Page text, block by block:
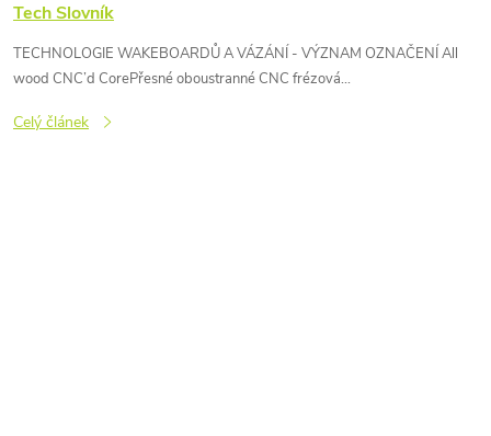
Tech Slovník
TECHNOLOGIE WAKEBOARDŮ A VÁZÁNÍ - VÝZNAM OZNAČENÍ All
wood CNC’d CorePřesné oboustranné CNC frézová...
Celý článek